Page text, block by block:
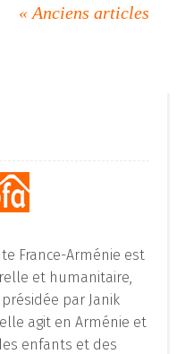
France-Arménie est
et humanitaire,
par Janik
agit en Arménie et
enfants et des